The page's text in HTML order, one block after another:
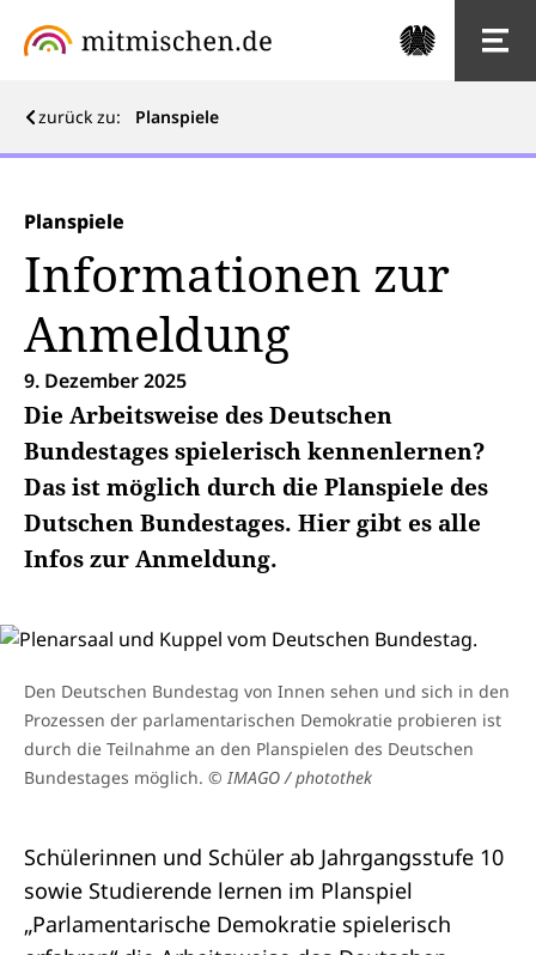
zurück zu: Planspiele
Planspiele
Informationen zur
Anmeldung
9. Dezember 2025
Die Arbeitsweise des Deutschen
Bundestages spielerisch kennenlernen?
Das ist möglich durch die Planspiele des
Dutschen Bundestages. Hier gibt es alle
Infos zur Anmeldung.
Den Deutschen Bundestag von Innen sehen und sich in den
Prozessen der parlamentarischen Demokratie probieren ist
durch die Teilnahme an den Planspielen des Deutschen
Bundestages möglich. © IMAGO / photothek
Schülerinnen und Schüler ab Jahrgangsstufe 10
sowie Studierende lernen im Planspiel
„Parlamentarische Demokratie spielerisch